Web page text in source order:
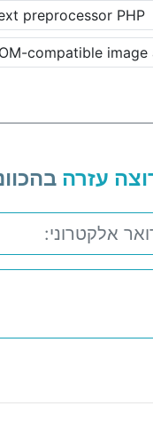
preprocessor PHP
compatible
עזרה